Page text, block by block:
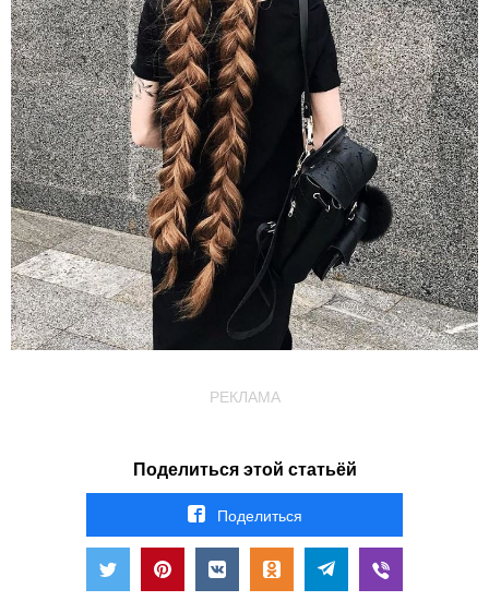
РЕКЛАМА
Поделиться этой статьёй
Поделиться